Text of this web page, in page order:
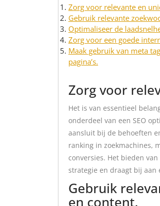
Zorg voor relevante en
Gebruik relevante
Optimaliseer de
Zorg voor een goede
Maak gebruik van meta
pagina’s.
Zorg voor
Het is van essentieel
onderdeel van een SEO
aansluit bij de behoeften
ranking in zoekmachines,
conversies. Het bieden
strategie en draagt bij aan
Gebruik
en content.